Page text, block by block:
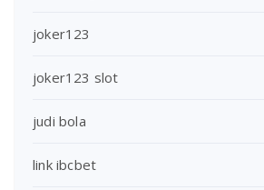
joker123
joker123 slot
judi bola
link ibcbet